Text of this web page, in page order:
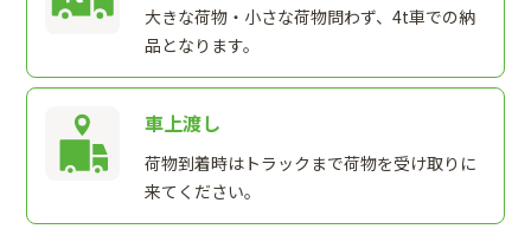
大きな荷物・小さな荷物問わず、4t車での納
品となります。
車上渡し
荷物到着時はトラックまで荷物を受け取りに
来てください。